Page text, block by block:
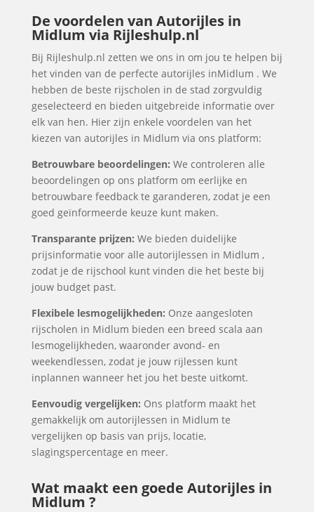
De voordelen van Autorijles in
Midlum via Rijleshulp.nl
Bij Rijleshulp.nl zetten we ons in om jou te helpen bij
het vinden van de perfecte autorijles inMidlum . We
hebben de beste rijscholen in de stad zorgvuldig
geselecteerd en bieden uitgebreide informatie over
elk van hen. Hier zijn enkele voordelen van het
kiezen van autorijles in Midlum via ons platform:
Betrouwbare beoordelingen: We controleren alle
beoordelingen op ons platform om eerlijke en
betrouwbare feedback te garanderen, zodat je een
goed geïnformeerde keuze kunt maken.
Transparante prijzen: We bieden duidelijke
prijsinformatie voor alle autorijlessen in Midlum ,
zodat je de rijschool kunt vinden die het beste bij
jouw budget past.
Flexibele lesmogelijkheden: Onze aangesloten
rijscholen in Midlum bieden een breed scala aan
lesmogelijkheden, waaronder avond- en
weekendlessen, zodat je jouw rijlessen kunt
inplannen wanneer het jou het beste uitkomt.
Eenvoudig vergelijken: Ons platform maakt het
gemakkelijk om autorijlessen in Midlum te
vergelijken op basis van prijs, locatie,
slagingspercentage en meer.
Wat maakt een goede Autorijles in
Midlum ?